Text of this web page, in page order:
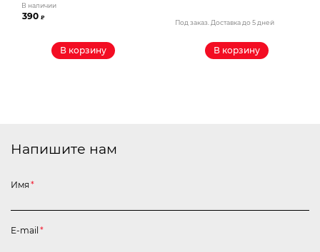
В наличии
390₽
В корзину
Под заказ. Доставка до 5 дней
В корзину
Напишите нам
Имя *
E-mail *